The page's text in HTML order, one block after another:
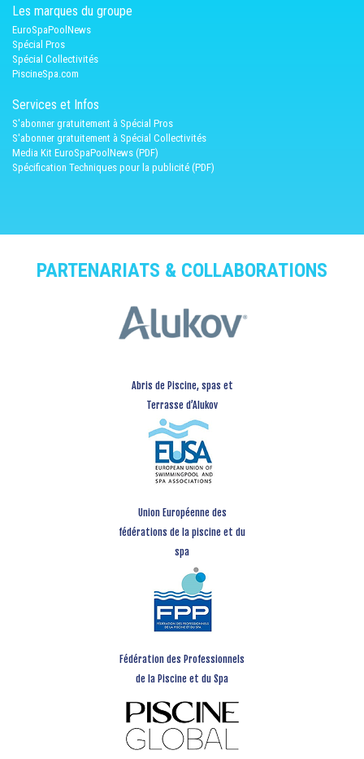
Les marques du groupe
EuroSpaPoolNews
Spécial Pros
Spécial Collectivités
PiscineSpa.com
Services et Infos
S'abonner gratuitement à Spécial Pros
S'abonner gratuitement à Spécial Collectivités
Media Kit EuroSpaPoolNews (PDF)
Spécification Techniques pour la publicité (PDF)
PARTENARIATS & COLLABORATIONS
Abris de Piscine, spas et
Terrasse d’Alukov
Union Européenne des
fédérations de la piscine et du
spa
Fédération des Professionnels
de la Piscine et du Spa